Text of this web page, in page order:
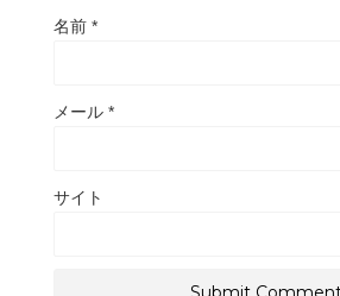
名前 *
メール *
サイト